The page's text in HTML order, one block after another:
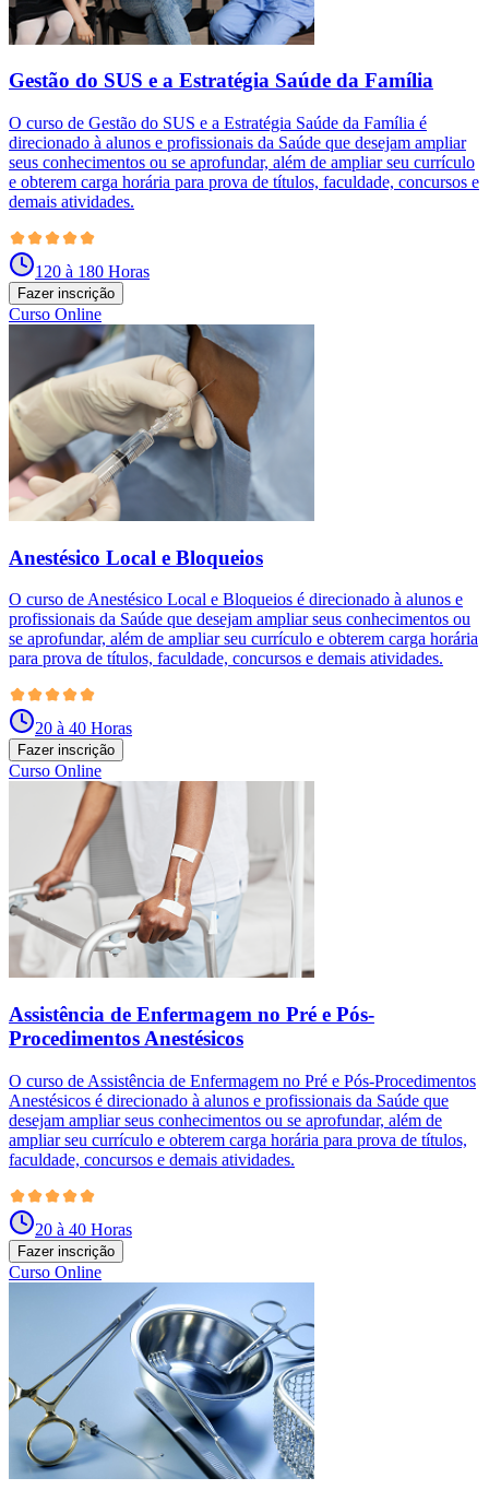
Gestão do SUS e a Estratégia Saúde da Família
O curso de Gestão do SUS e a Estratégia Saúde da Família é
direcionado à alunos e profissionais da Saúde que desejam ampliar
seus conhecimentos ou se aprofundar, além de ampliar seu currículo
e obterem carga horária para prova de títulos, faculdade, concursos e
demais atividades.
120 à 180 Horas
Fazer inscrição
Curso Online
Anestésico Local e Bloqueios
O curso de Anestésico Local e Bloqueios é direcionado à alunos e
profissionais da Saúde que desejam ampliar seus conhecimentos ou
se aprofundar, além de ampliar seu currículo e obterem carga horária
para prova de títulos, faculdade, concursos e demais atividades.
20 à 40 Horas
Fazer inscrição
Curso Online
Assistência de Enfermagem no Pré e Pós-
Procedimentos Anestésicos
O curso de Assistência de Enfermagem no Pré e Pós-Procedimentos
Anestésicos é direcionado à alunos e profissionais da Saúde que
desejam ampliar seus conhecimentos ou se aprofundar, além de
ampliar seu currículo e obterem carga horária para prova de títulos,
faculdade, concursos e demais atividades.
20 à 40 Horas
Fazer inscrição
Curso Online